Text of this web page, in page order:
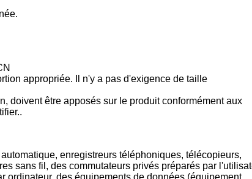
appropriée. Il n'y a pas d'exigence de taille
doivent être apposés sur le produit conformément aux
enregistreurs téléphoniques, télécopieurs,
sans fil, des commutateurs privés préparés par
ordinateur, des équipements de données (équipement